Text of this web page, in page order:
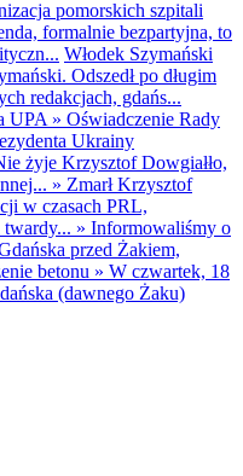
pomorskich szpitali
formalnie bezpartyjna, to
Włodek Szymański
Odszedł po długim
redakcjach, gdańs...
UPA » Oświadczenie Rady
Ukrainy
żyje Krzysztof Dowgiałło,
» Zmarł Krzysztof
w czasach PRL,
twardy... » Informowaliśmy o
przed Żakiem,
betonu » W czwartek, 18
(dawnego Żaku)